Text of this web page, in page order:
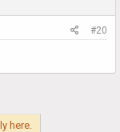
#20
here.